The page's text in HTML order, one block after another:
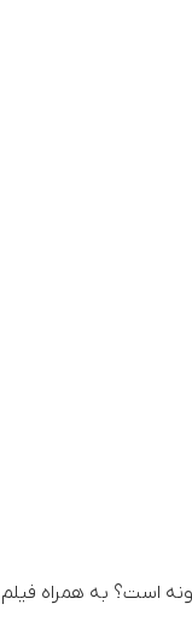
است؟ به همراه فیلم